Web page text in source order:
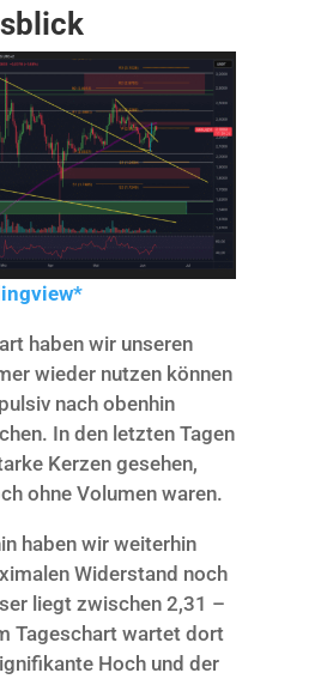
haben wir unseren
wieder nutzen können
nach obenhin
In den letzten Tagen
Kerzen gesehen,
ohne Volumen waren.
haben wir weiterhin
Widerstand noch
liegt zwischen 2,31 –
Tageschart wartet dort
Hoch und der